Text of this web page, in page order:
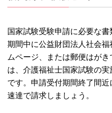
国家試験受験申請に必要な
期間中に公益財団法人社会
ムページ、または郵便はが
は、介護福祉士国家試験の
です。申請受付期間終了間近
速達で請求しましょう。